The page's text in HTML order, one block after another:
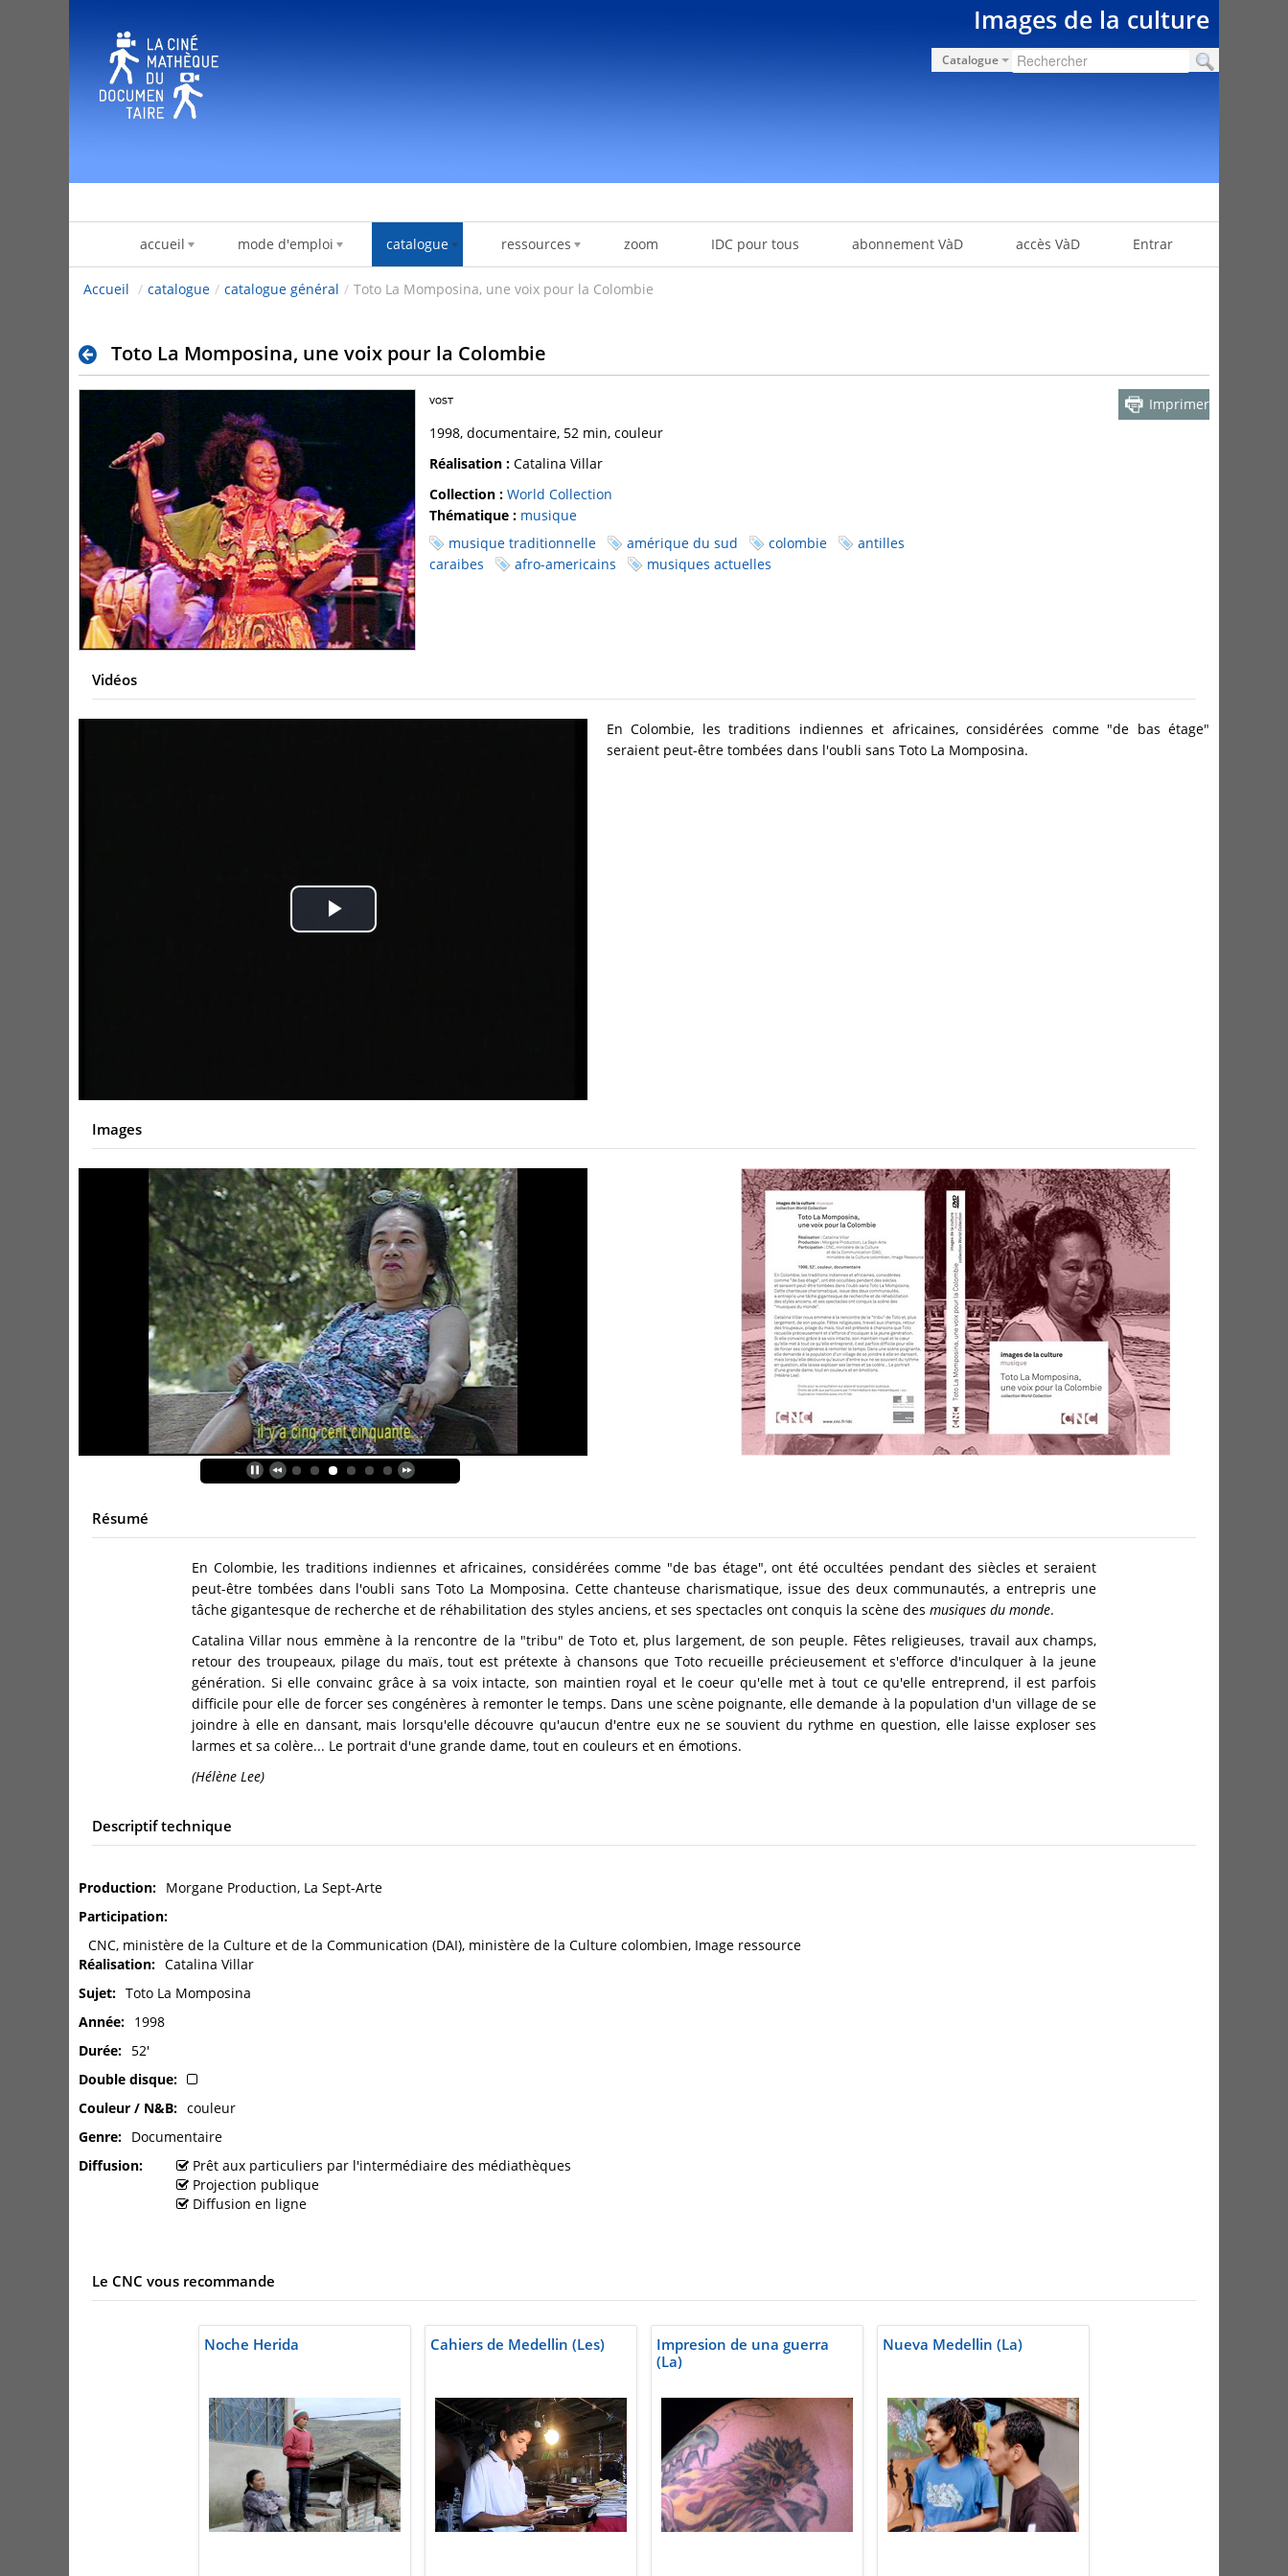
Images de la culture
Catalogue
accueil mode d'emploi catalogue ressources zoom IDC pour tous abonnement VàD accès VàD Entrar
Accueil / catalogue / catalogue général / Toto La Momposina, une voix pour la Colombie
Toto La Momposina, une voix pour la Colombie
Imprimer
1998, documentaire, 52 min, couleur
Réalisation : Catalina Villar
Collection : World Collection
Thématique : musique
musique traditionnelle
amérique du sud colombie
antilles
caraibes
afro-americains musiques actuelles
Vidéos
Play
En Colombie, les traditions indiennes et africaines, considérées comme "de bas étage"
seraient peut-être tombées dans l'oubli sans Toto La Momposina.
Images
Résumé
En Colombie, les traditions indiennes et africaines, considérées comme "de bas étage", ont été occultées pendant des siècles et seraient
peut-être tombées dans l'oubli sans Toto La Momposina. Cette chanteuse charismatique, issue des deux communautés, a entrepris une
tâche gigantesque de recherche et de réhabilitation des styles anciens, et ses spectacles ont conquis la scène des musiques du monde.
Catalina Villar nous emmène à la rencontre de la "tribu" de Toto et, plus largement, de son peuple. Fêtes religieuses, travail aux champs,
retour des troupeaux, pilage du maïs, tout est prétexte à chansons que Toto recueille précieusement et s'efforce d'inculquer à la jeune
génération. Si elle convainc grâce à sa voix intacte, son maintien royal et le coeur qu'elle met à tout ce qu'elle entreprend, il est parfois
difficile pour elle de forcer ses congénères à remonter le temps. Dans une scène poignante, elle demande à la population d'un village de se
joindre à elle en dansant, mais lorsqu'elle découvre qu'aucun d'entre eux ne se souvient du rythme en question, elle laisse exploser ses
larmes et sa colère... Le portrait d'une grande dame, tout en couleurs et en émotions.
(Hélène Lee)
Descriptif technique
Production
Morgane Production, La Sept-Arte
Participation
CNC, ministère de la Culture et de la Communication (DAI), ministère de la Culture colombien, Image ressource
Réalisation
Catalina Villar
Sujet
Toto La Momposina
Année
1998
Durée
52'
Double disque
Couleur / N&B
couleur
Genre
Documentaire
Diffusion
Prêt aux particuliers par l'intermédiaire des médiathèques
Projection publique
Diffusion en ligne
Le CNC vous recommande
Noche Herida Cahiers de Medellin (Les)
Impresion de una guerra
(La)
Nueva Medellin (La)